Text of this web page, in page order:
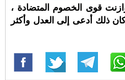
قوى الخصوم المتضادة ،
ذلك أدعى إلى العدل وأكثر